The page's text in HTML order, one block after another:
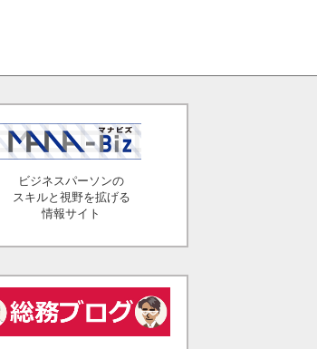
ビジネスパーソンの
スキルと視野を拡げる
情報サイト